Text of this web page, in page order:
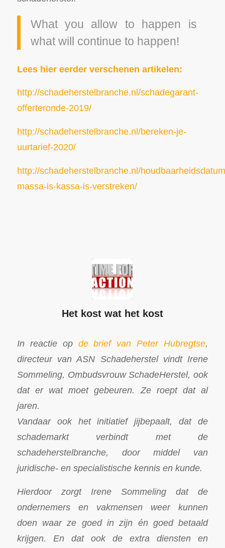
What you allow to happen is
what will continue to happen!
Lees hier eerder verschenen artikelen:
http://schadeherstelbranche.nl/schadegarant-
offerteronde-2019/
http://schadeherstelbranche.nl/bereken-je-
uurtarief-2020/
http://schadeherstelbranche.nl/
massa-is-kassa-is-verstreken/
Het kost wat het kost
In reactie op de brief van Peter Hubregtse,
directeur van ASN Schadeherstel vindt Irene
Sommeling, Ombudsvrouw SchadeHerstel, ook
dat er wat moet gebeuren. Ze roept dat al
jaren.
Vandaar ook het initiatief jijbepaalt, dat de
schademarkt verbindt met de
schadeherstelbranche, door middel van
juridische- en specialistische kennis en kunde.
Hierdoor zorgt Irene Sommeling dat de
ondernemers en vakmensen weer kunnen
doen waar ze goed in zijn én goed betaald
krijgen. En dat ook de extra diensten en